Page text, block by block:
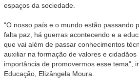
espaços da sociedade.
“O nosso país e o mundo estão passando
falta paz, há guerras acontecendo e a
que vai além de passar conhecimentos
auxiliar na formação de valores e cidadãos
importância de promovermos esse tema”,
Educação, Elizângela Moura.